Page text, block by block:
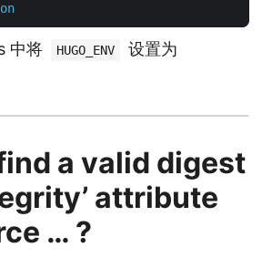
中将 HUGO_ENV
设置为
a valid digest
attribute
… ?